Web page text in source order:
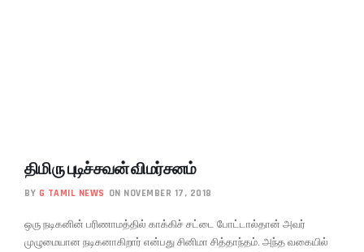
திமிரு புடிச்சவன் விமர்சனம்
BY G TAMIL NEWS ON NOVEMBER 17, 2018
ஒரு நடிகனின் பரிணாமத்தில் காக்கிச் சட்டை போட்டால்தான் அவர்
முழுமையான நடிகனாகிறார் என்பது சினிமா சித்தாந்தம். அந்த வகையில்